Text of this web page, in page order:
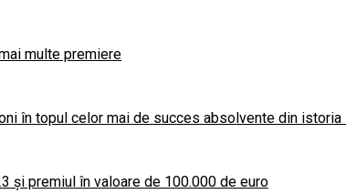
multe premiere
în topul celor mai de succes absolvente din istoria
și premiul în valoare de 100.000 de euro